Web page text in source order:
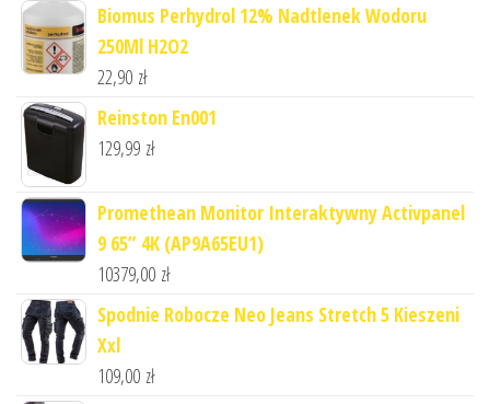
Biomus Perhydrol 12% Nadtlenek Wodoru
250Ml H2O2
22,90 zł
Reinston En001
129,99 zł
Promethean Monitor Interaktywny Activpanel
9 65” 4K (AP9A65EU1)
10379,00 zł
Spodnie Robocze Neo Jeans Stretch 5 Kieszeni
Xxl
109,00 zł